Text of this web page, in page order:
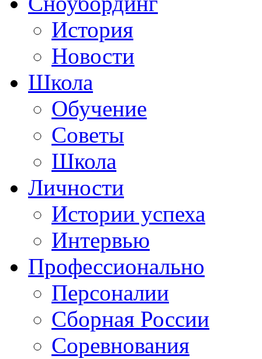
История
Новости
Школа
Обучение
Советы
Школа
Личности
Истории успеха
Интервью
Профессионально
Персоналии
Сборная России
Соревнования